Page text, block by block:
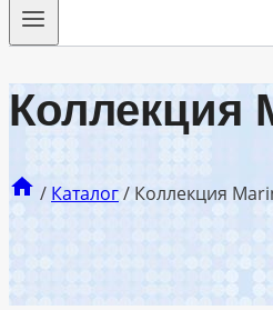
Коллекция
/ Каталог/ Коллекция